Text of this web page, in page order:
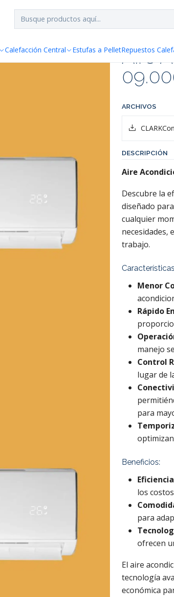
Calefacción Central Estufas a PelletRepuestos
Aire Acondicionado ON-OFF Clark 09.000 Btu / 18 Mt2
Aire
ARCHIVOS
DESCRIPCIÓN
Aire
Descubre la
diseñado
cualquier
necesidades,
trabajo.
Menor
Rápido
manejo
Control
lugar de
para
Beneficios:
los
para
ofrecen
El aire
tecnología
económica